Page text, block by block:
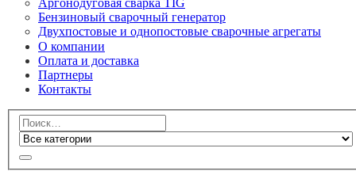
Бензиновый сварочный генератор
Двухпостовые и однопостовые сварочные агрегаты
О компании
Оплата и доставка
Партнеры
Контакты